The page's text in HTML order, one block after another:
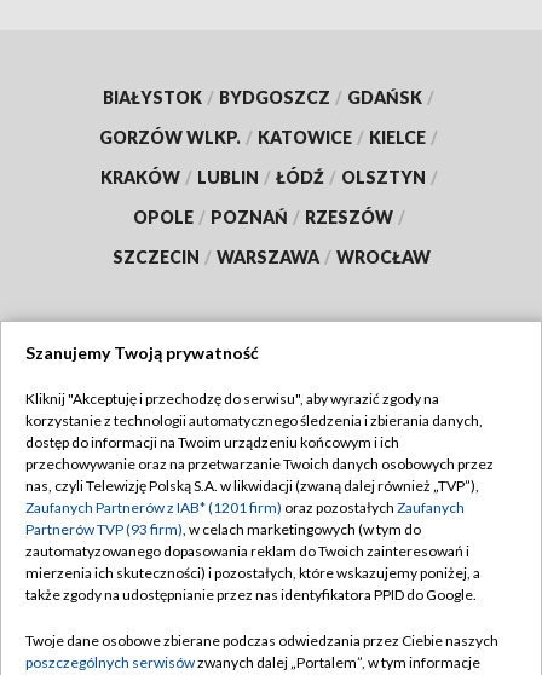
BIAŁYSTOK / BYDGOSZCZ / GDAŃSK /
GORZÓW WLKP. / KATOWICE / KIELCE /
KRAKÓW / LUBLIN / ŁÓDŹ / OLSZTYN /
OPOLE / POZNAŃ / RZESZÓW /
SZCZECIN / WARSZAWA / WROCŁAW
TVP
Abonament TVP
Emisja w TVP
Centrum informacji TVP
Naziemna Telewizja Cyfrowa
Rada Programowa
Regulamin TVP
Polityka prywatności
Moje zgody
Pomoc
Kontakt
Szanujemy Twoją prywatność
Kliknij "Akceptuję i przechodzę do serwisu", aby wyrazić zgody na
korzystanie z technologii automatycznego śledzenia i zbierania danych,
dostęp do informacji na Twoim urządzeniu końcowym i ich
przechowywanie oraz na przetwarzanie Twoich danych osobowych przez
nas, czyli Telewizję Polską S.A. w likwidacji (zwaną dalej również „TVP”),
Zaufanych Partnerów z IAB* (1201 firm) oraz pozostałych Zaufanych
Partnerów TVP (93 firm), w celach marketingowych (w tym do
zautomatyzowanego dopasowania reklam do Twoich zainteresowań i
mierzenia ich skuteczności) i pozostałych, które wskazujemy poniżej, a
także zgody na udostępnianie przez nas identyfikatora PPID do Google.
Twoje dane osobowe zbierane podczas odwiedzania przez Ciebie naszych
poszczególnych serwisówzwanych dalej „Portalem”, w tym informacje